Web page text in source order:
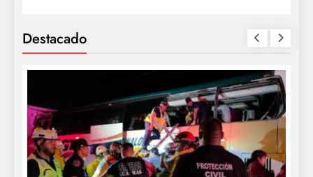
Destacado